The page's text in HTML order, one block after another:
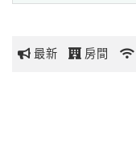
玩
雙人湯屋分別設有冷
最新 房間